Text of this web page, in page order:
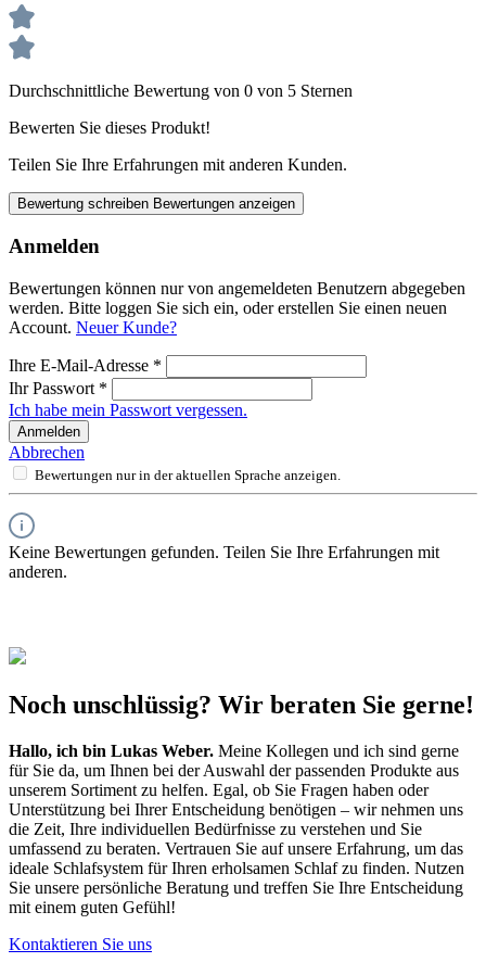
Durchschnittliche Bewertung von 0 von 5 Sternen
Bewerten Sie dieses Produkt!
Teilen Sie Ihre Erfahrungen mit anderen Kunden.
Bewertung schreiben Bewertungen anzeigen
Anmelden
Bewertungen können nur von angemeldeten Benutzern abgegeben
werden. Bitte loggen Sie sich ein, oder erstellen Sie einen neuen
Account. Neuer Kunde?
Ihre E-Mail-Adresse *
Ihr Passwort *
Ich habe mein Passwort vergessen.
Anmelden
Abbrechen
Bewertungen nur in der aktuellen Sprache anzeigen.
Keine Bewertungen gefunden. Teilen Sie Ihre Erfahrungen mit
anderen.
Noch unschlüssig? Wir beraten Sie gerne!
Hallo, ich bin Lukas Weber. Meine Kollegen und ich sind gerne
für Sie da, um Ihnen bei der Auswahl der passenden Produkte aus
unserem Sortiment zu helfen. Egal, ob Sie Fragen haben oder
Unterstützung bei Ihrer Entscheidung benötigen – wir nehmen uns
die Zeit, Ihre individuellen Bedürfnisse zu verstehen und Sie
umfassend zu beraten. Vertrauen Sie auf unsere Erfahrung, um das
ideale Schlafsystem für Ihren erholsamen Schlaf zu finden. Nutzen
Sie unsere persönliche Beratung und treffen Sie Ihre Entscheidung
mit einem guten Gefühl!
Kontaktieren Sie uns